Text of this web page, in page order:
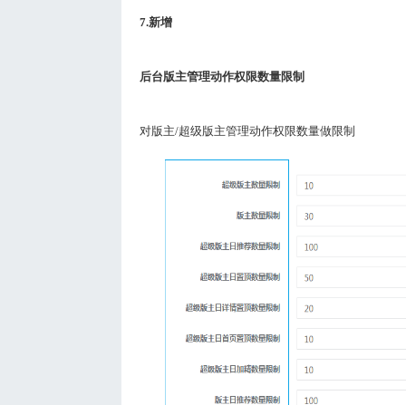
7.新增
后台版主管理动作权限数量限制
对版主/超级版主管理动作权限数量做限制